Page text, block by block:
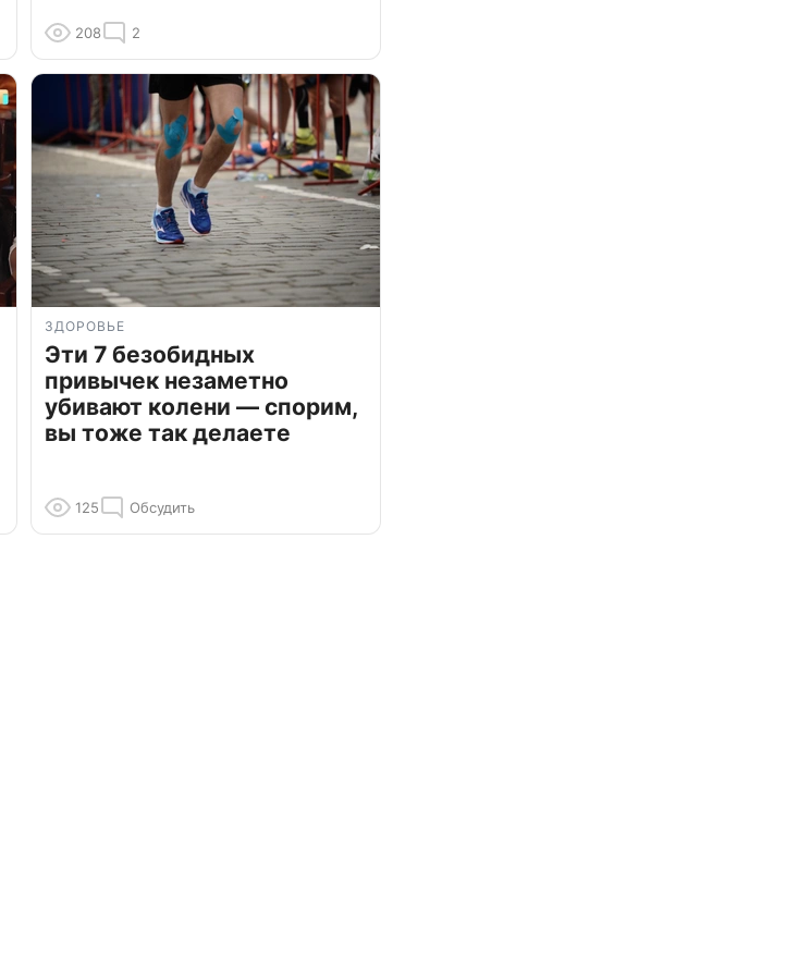
208 2
ЗДОРОВЬЕ
Эти 7 безобидных
привычек незаметно
убивают колени — спорим,
вы тоже так делаете
125 Обсудить